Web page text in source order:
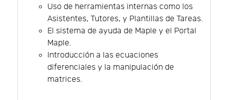
Uso de herramientas internas como los
Asistentes, Tutores, y Plantillas de Tareas.
El sistema de ayuda de Maple y el Portal
Maple.
Introducción a las ecuaciones
diferenciales y la manipulación de
matrices.